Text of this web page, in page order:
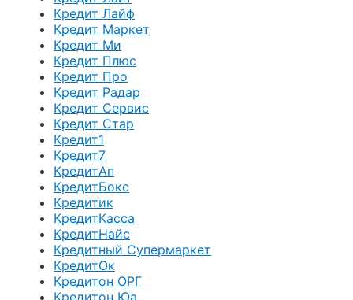
Кредит Лайф
Кредит Маркет
Кредит Ми
Кредит Плюс
Кредит Про
Кредит Радар
Кредит Сервис
Кредит Стар
Кредит1
Кредит7
КредитАп
КредитБокс
Кредитик
КредитКасса
КредитНайс
Кредитный Супермаркет
КредитОк
Кредитон ОРГ